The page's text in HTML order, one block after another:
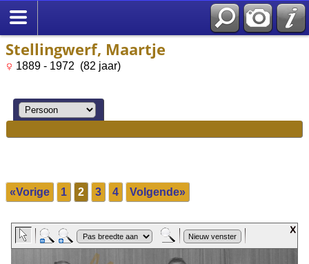
Stellingwerf, Maartje
1889 - 1972 (82 jaar)
«Vorige 1 2 3 4 Volgende»